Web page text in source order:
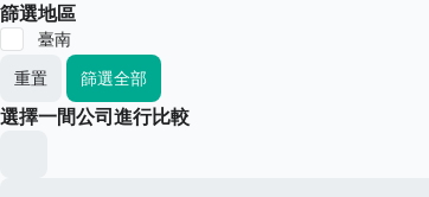
篩選地區
臺南
重置
篩選全部
選擇一間公司進行比較